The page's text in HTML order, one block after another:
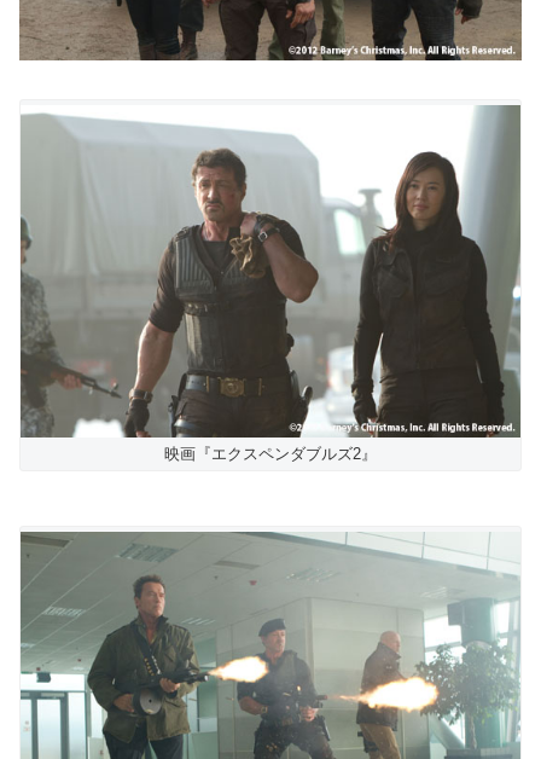
映画『エクスペンダブルズ2』